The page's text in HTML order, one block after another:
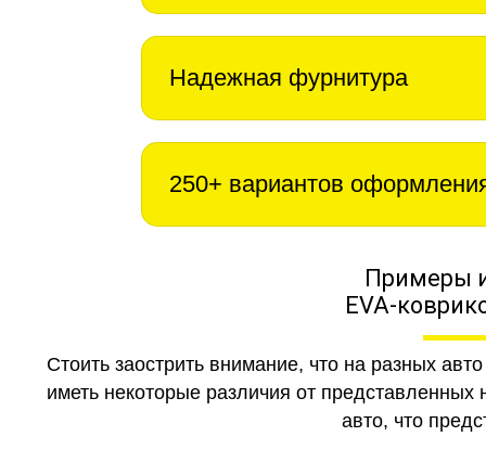
Надежная фурнитура
250+ вариантов
Примеры
EVA-
Стоить заострить внимание, что на разных
иметь некоторые различия от
авто, что